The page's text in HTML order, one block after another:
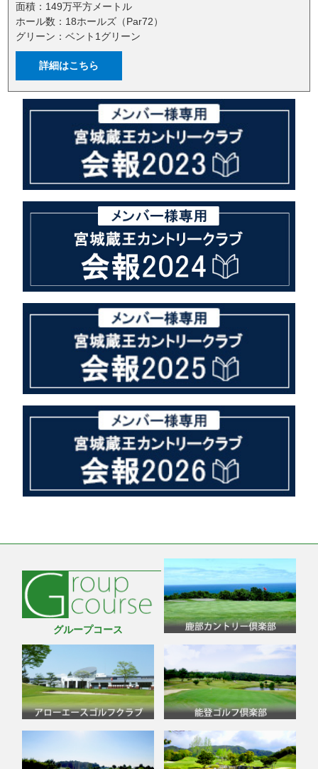
面積：149万平方メートル
ホール数：18ホールズ（Par72）
グリーン：ベント1グリーン
詳細はこちら
グループコース